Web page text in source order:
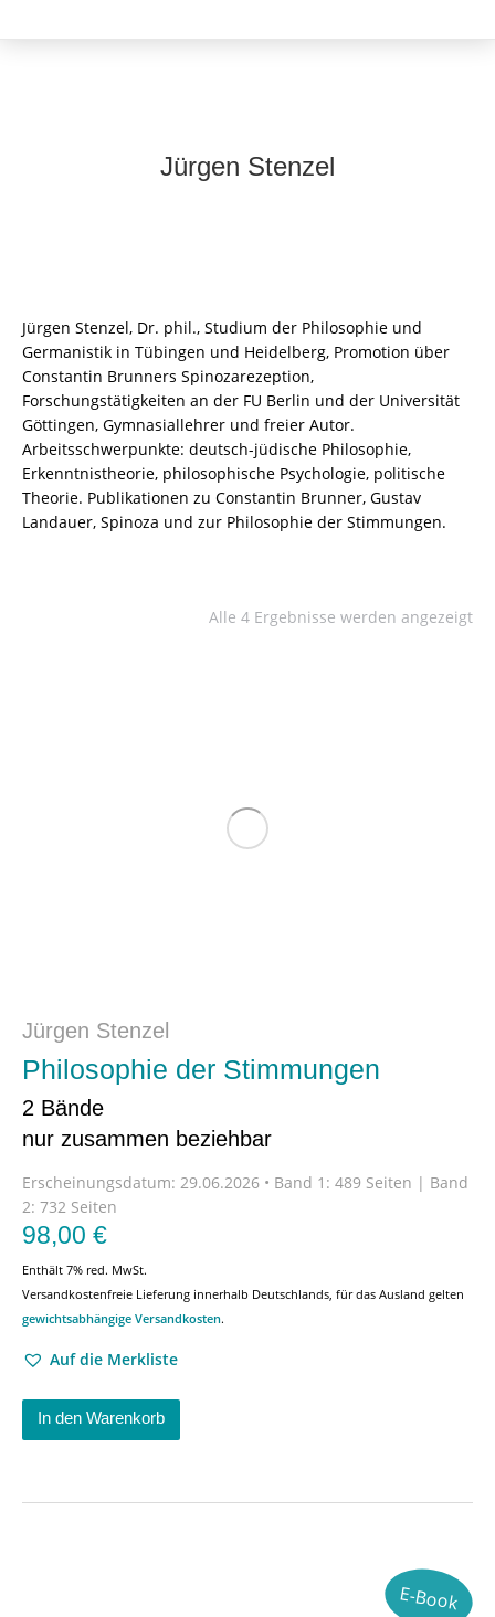
Jürgen Stenzel
Jürgen Stenzel, Dr. phil., Studium der Philosophie und
Germanistik in Tübingen und Heidelberg, Promotion über
Constantin Brunners Spinozarezeption,
Forschungstätigkeiten an der FU Berlin und der Universität
Göttingen, Gymnasiallehrer und freier Autor.
Arbeitsschwerpunkte: deutsch-jüdische Philosophie,
Erkenntnistheorie, philosophische Psychologie, politische
Theorie. Publikationen zu Constantin Brunner, Gustav
Landauer, Spinoza und zur Philosophie der Stimmungen.
Alle 4 Ergebnisse werden angezeigt
Jürgen Stenzel
Philosophie der Stimmungen
2 Bände
nur zusammen beziehbar
Erscheinungsdatum: 29.06.2026 • Band 1: 489 Seiten | Band
2: 732 Seiten
98,00 €
Enthält 7% red. MwSt.
Versandkostenfreie Lieferung innerhalb Deutschlands, für das Ausland gelten
gewichtsabhängige Versandkosten.
Auf die Merkliste
In den Warenkorb
E-Book